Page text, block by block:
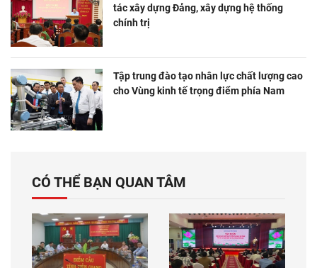
tác xây dựng Đảng, xây dựng hệ thống
chính trị
Tập trung đào tạo nhân lực chất lượng cao
cho Vùng kinh tế trọng điểm phía Nam
CÓ THỂ BẠN QUAN TÂM